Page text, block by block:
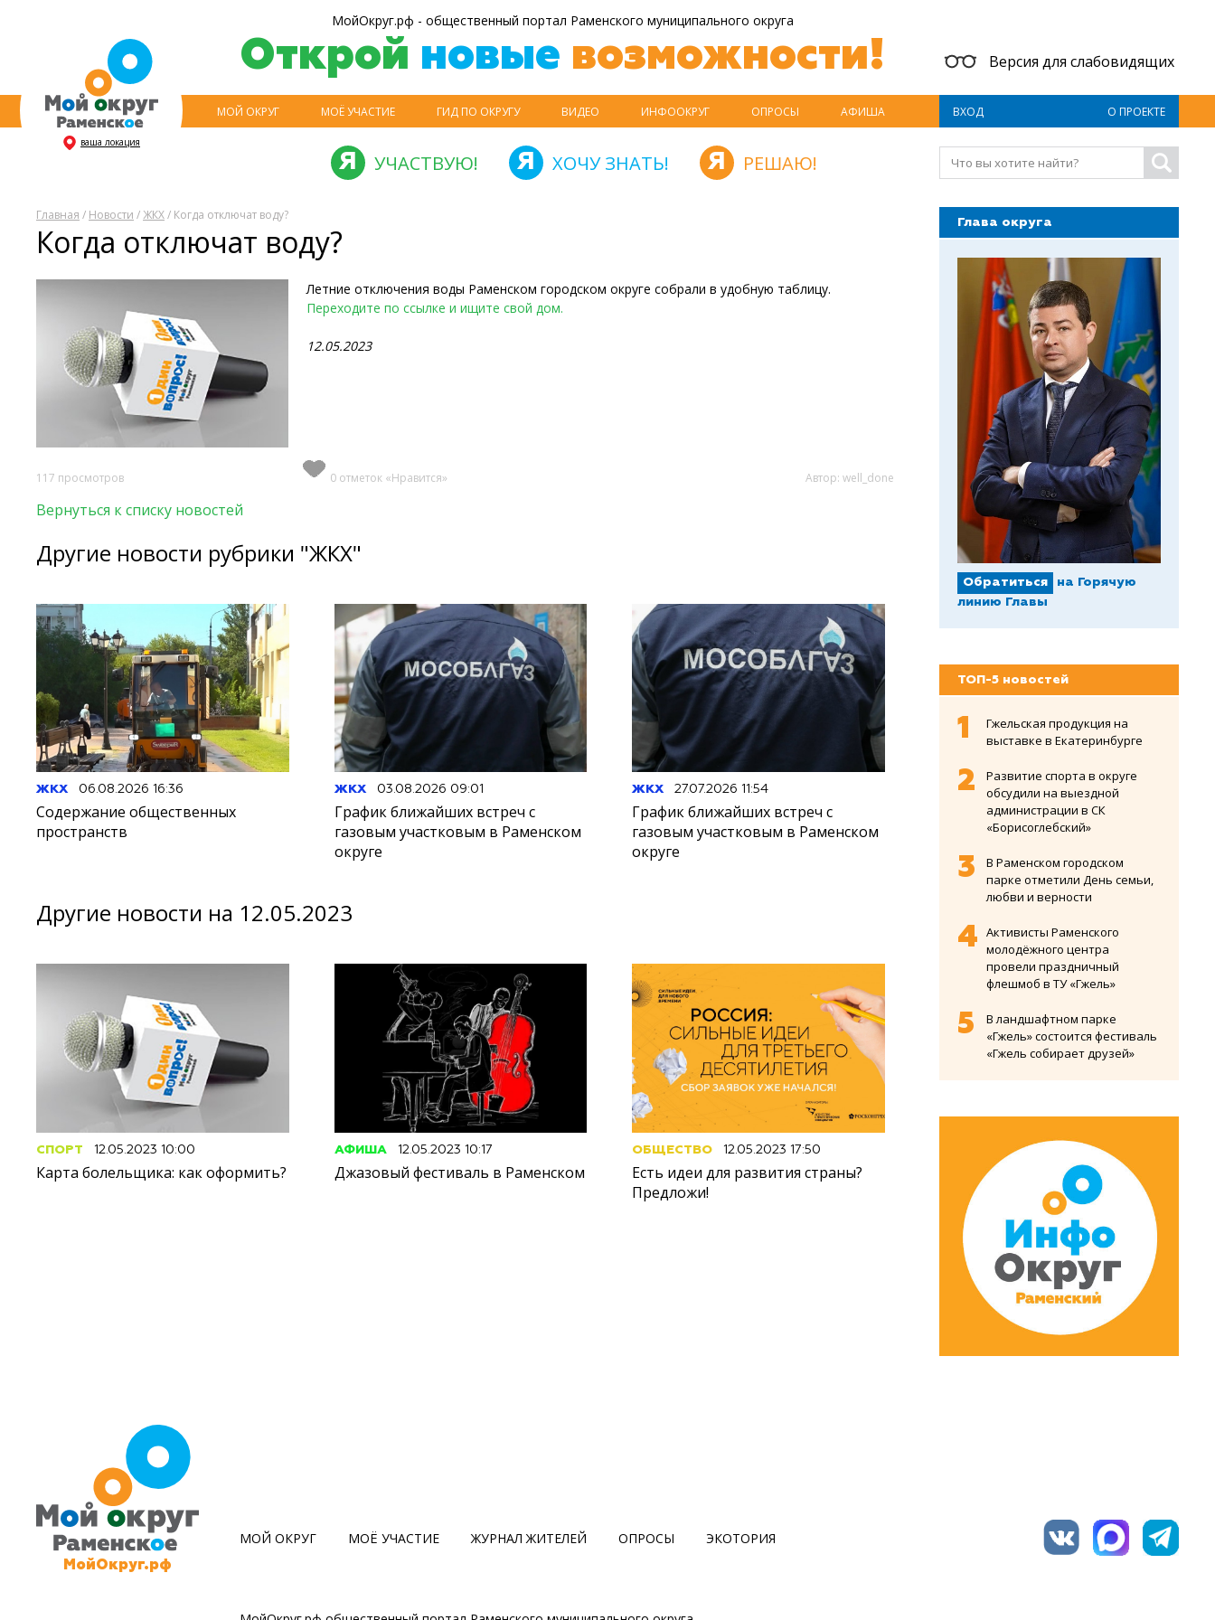
ваша локация
МойОкруг.рф - общественный портал Раменского муниципального округа
Открой новые возможности! Версия для слабовидящих
МОЙ ОКРУГ МОЁ УЧАСТИЕ ГИД ПО ОКРУГУ ВИДЕО ИНФООКРУГ ОПРОСЫ АФИША ВХОД О ПРОЕКТЕ
УЧАСТВУЮ! ХОЧУ ЗНАТЬ! РЕШАЮ!
Главная / Новости / ЖКХ/ Когда отключат воду?
Когда отключат воду?
Летние отключения воды Раменском городском округе собрали в удобную таблицу.
Переходите по ссылке и ищите свой дом.
12.05.2023
117 просмотров 0 отметок «Нравится» Автор: well_done
Вернуться к списку новостей
Другие новости рубрики "ЖКХ"
ЖКХ 06.08.2026 16:36
Содержание общественных
пространств
ЖКХ 03.08.2026 09:01
График ближайших встреч с
газовым участковым в Раменском
округе
ЖКХ 27.07.2026 11:54
График ближайших встреч с
газовым участковым в Раменском
округе
Другие новости на 12.05.2023
СПОРТ 12.05.2023 10:00
Карта болельщика: как оформить?
АФИША 12.05.2023 10:17
Джазовый фестиваль в Раменском
ОБЩЕСТВО 12.05.2023 17:50
Есть идеи для развития страны?
Предложи!
Глава округа
Обратиться
на Горячую
линию Главы
ТОП-5 новостей
Гжельская продукция на
выставке в Екатеринбурге
Развитие спорта в округе
обсудили на выездной
администрации в СК
«Борисоглебский»
В Раменском городском
парке отметили День семьи,
любви и верности
Активисты Раменского
молодёжного центра
провели праздничный
флешмоб в ТУ «Гжель»
В ландшафтном парке
«Гжель» состоится фестиваль
«Гжель собирает друзей»
МойОкруг.рф
МОЙ ОКРУГ МОЁ УЧАСТИЕ ЖУРНАЛ ЖИТЕЛЕЙ ОПРОСЫ ЭКОТОРИЯ